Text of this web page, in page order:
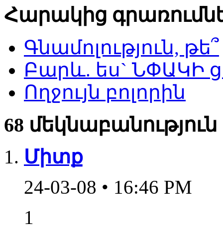
Հարակից
Գնամոլություն, թե՞
Բարև. ես` ՆՓԱԿԻ
Ողջույն բոլորին
68 մեկնաբանություն
Միտք
24-03-08 • 16:46 PM
1